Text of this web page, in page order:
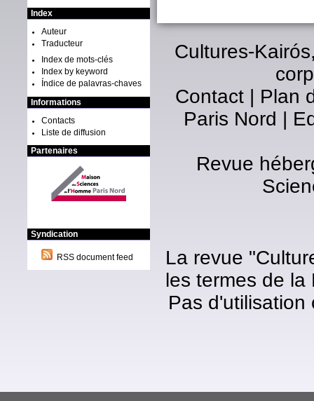
Index
Auteur
Traducteur
Index de mots-clés
Index by keyword
Índice de palavras-chaves
Informations
Contacts
Liste de diffusion
Partenaires
Syndication
RSS document feed
Cultures-
Contact | Plan
Paris Nord |
Revue
La revue
les termes de la
Pas d'utilisation